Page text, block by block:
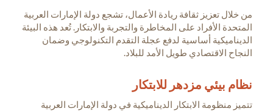
من خلال تعزيز ثقافة ريادة الأعمال، تشجع دولة الإمارات العربية
المتحدة الأفراد على المخاطرة والتجربة والابتكار. تُعد هذه البيئة
الديناميكية أساسية لدفع عجلة التقدم التكنولوجي وضمان
النجاح الاقتصادي طويل الأمد للبلاد.
نظام بيئي مزدهر للابتكار
تتميز منظومة الابتكار الديناميكية في دولة الإمارات العربية